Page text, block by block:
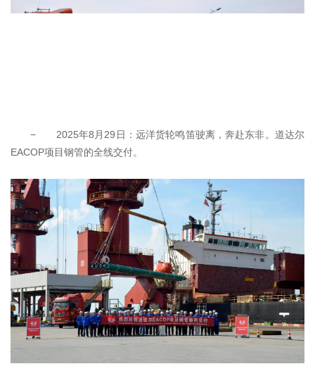
− 2025年8月29日：远洋货轮鸣笛驶离，奔赴东非。道达尔
EACOP项目钢管的全线交付。